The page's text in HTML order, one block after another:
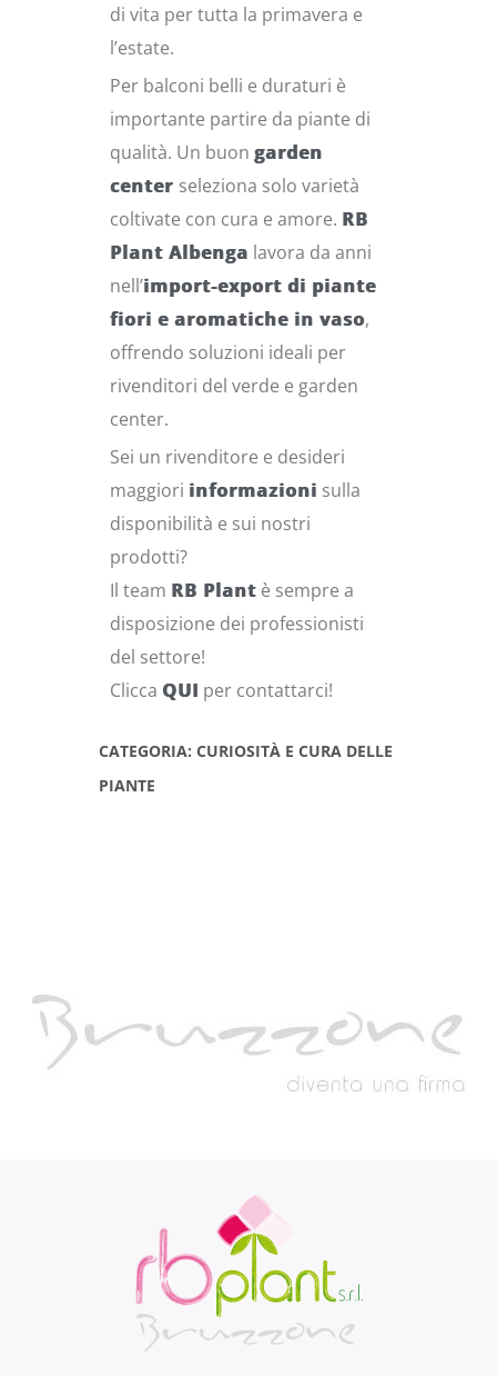
di vita per tutta la primavera e
l’estate.
Per balconi belli e duraturi è
importante partire da piante di
qualità. Un buon garden
center seleziona solo varietà
coltivate con cura e amore. RB
Plant Albenga lavora da anni
nell’import-export di piante
fiori e aromatiche in vaso,
offrendo soluzioni ideali per
rivenditori del verde e garden
center.
Sei un rivenditore e desideri
maggiori informazioni sulla
disponibilità e sui nostri
prodotti?
Il team RB Plant è sempre a
disposizione dei professionisti
del settore!
Clicca QUI per contattarci!
CATEGORIA: CURIOSITÀ E CURA DELLE
PIANTE